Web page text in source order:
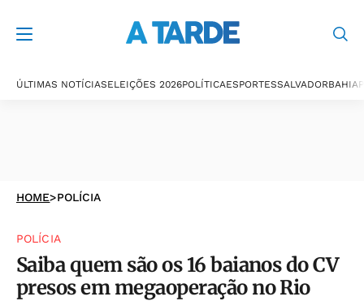
ÚLTIMAS NOTÍCIASELEIÇÕES 2026POLÍTICAESPORTESSALVADORBAHIA
HOME>POLÍCIA
POLÍCIA
Saiba quem são os 16 baianos do CV
presos em megaoperação no Rio